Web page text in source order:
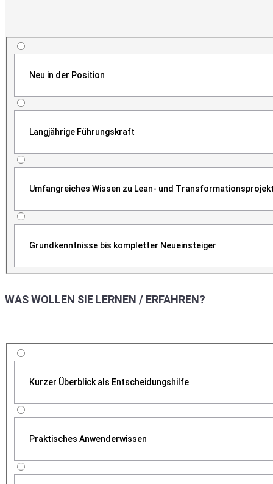
Neu in der Position
Langjährige Führungskraft
Umfangreiches Wissen zu Lean- und
Grundkenntnisse bis kompletter Neueinsteiger
WAS WOLLEN SIE LERNEN / ERFAHREN?
Kurzer Überblick als Entscheidungshilfe
Praktisches Anwenderwissen